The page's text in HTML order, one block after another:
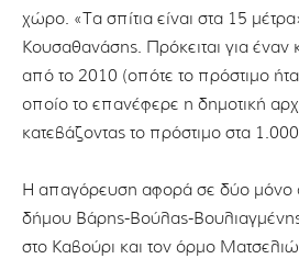
χώρο. «Τα σπίτια είναι στα 15
Κουσαθανάσης. Πρόκειται για έναν
από το 2010 (οπότε το πρόστιμο
οποίο το επανέφερε η δημοτική
κατεβάζοντας το πρόστιμο στα
Η απαγόρευση αφορά σε δύο μόνο
δήμου Βάρης-Βούλας-
στο Καβούρι και τον όρμο